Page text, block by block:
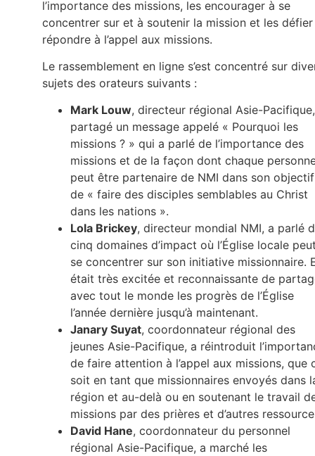
l’importance des missions, les encourager à se
concentrer sur et à soutenir la mission et les
répondre à l’appel aux missions.
Le rassemblement en ligne s’est concentré sur
sujets des orateurs suivants :
Mark Louw, directeur régional Asie-
partagé un message appelé « Pourquoi les
missions ? » qui a parlé de l’importance des
missions et de la façon dont chaque
peut être partenaire de NMI dans son objectif
de « faire des disciples semblables au Christ
dans les nations ».
Lola Brickey, directeur mondial NMI, a parlé
cinq domaines d’impact où l’Église locale
se concentrer sur son initiative missionnaire.
était très excitée et reconnaissante de
avec tout le monde les progrès de l’Église
l’année dernière jusqu’à maintenant.
Janary Suyat, coordonnateur régional des
jeunes Asie-Pacifique, a réintroduit
de faire attention à l’appel aux missions, que
soit en tant que missionnaires envoyés dans
région et au-delà ou en soutenant le travail
missions par des prières et d’autres
David Hane, coordonnateur du personnel
régional Asie-Pacifique, a marché les